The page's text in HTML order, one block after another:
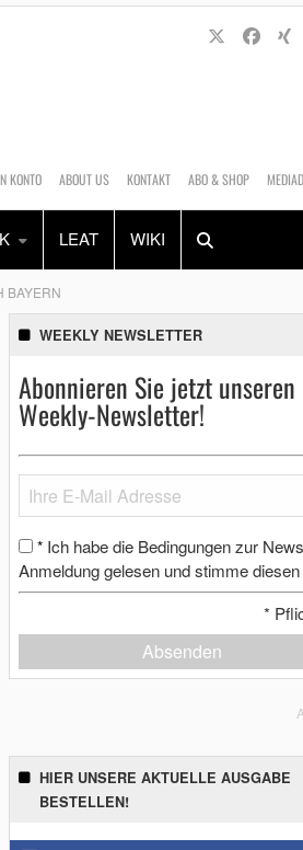
KONTO ABOUT US KONTAKT ABO & SHOP
LEAT WIKI
Alles Shop
BAYERN
WEEKLY NEWSLETTER
Abonnieren Sie jetzt unseren
Weekly-Newsletter!
* Ich habe die Bedingungen zur
Anmeldung gelesen und stimme
*
Absenden
HIER UNSERE AKTUELLE AUSGABE
BESTELLEN!